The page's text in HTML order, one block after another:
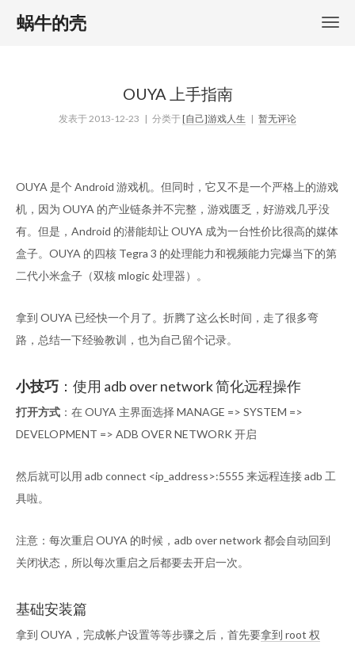
蜗牛的壳
OUYA 上手指南
发表于2013-12-23 | 分类于[自己]游戏人生 | 暂无评论
OUYA 是个 Android 游戏机。但同时，它又不是一个严格上的游戏
机，因为 OUYA 的产业链条并不完整，游戏匮乏，好游戏几乎没
有。但是，Android 的潜能却让 OUYA 成为一台性价比很高的媒体
盒子。OUYA 的四核 Tegra 3 的处理能力和视频能力完爆当下的第
二代小米盒子（双核 mlogic 处理器）。
拿到 OUYA 已经快一个月了。折腾了这么长时间，走了很多弯
路，总结一下经验教训，也为自己留个记录。
小技巧 ：使用 adb over network 简化远程操作
打开方式 ：在 OUYA 主界面选择 MANAGE => SYSTEM =>
DEVELOPMENT => ADB OVER NETWORK 开启
然后就可以用 adb connect <ip_address>:5555 来远程连接 adb 工
具啦。
注意：每次重启 OUYA 的时候，adb over network 都会自动回到
关闭状态，所以每次重启之后都要去开启一次。
基础安装篇
拿到 OUYA，完成帐户设置等等步骤之后，首先要拿到 root 权